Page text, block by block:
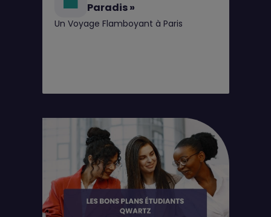
Paradis »
Un Voyage Flamboyant à Paris